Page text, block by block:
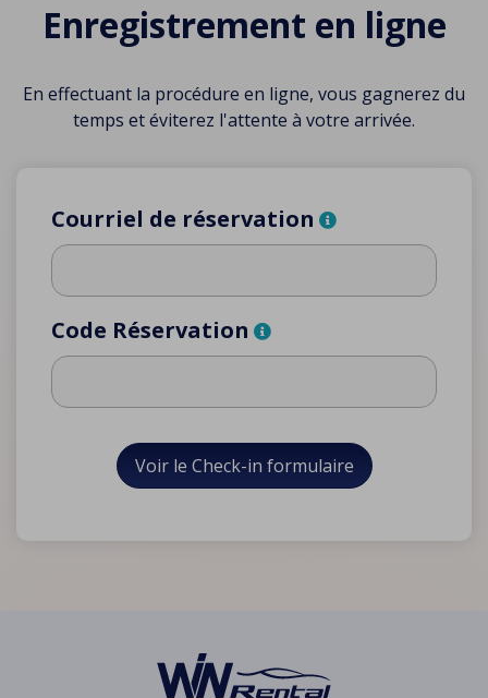
Enregistrement en ligne
En effectuant la procédure en ligne, vous gagnerez du
temps et éviterez l'attente à votre arrivée.
Courriel de réservation
Code Réservation
Voir le Check-in formulaire